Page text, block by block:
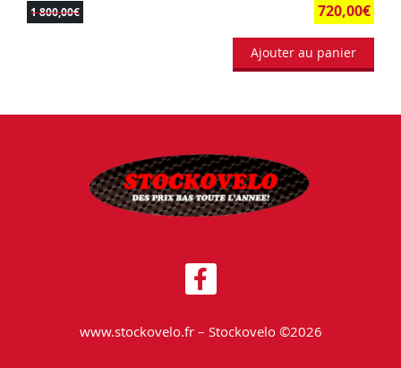
1 800,00€ 720,00€
Ajouter au panier
www.stockovelo.fr – Stockovelo ©2026